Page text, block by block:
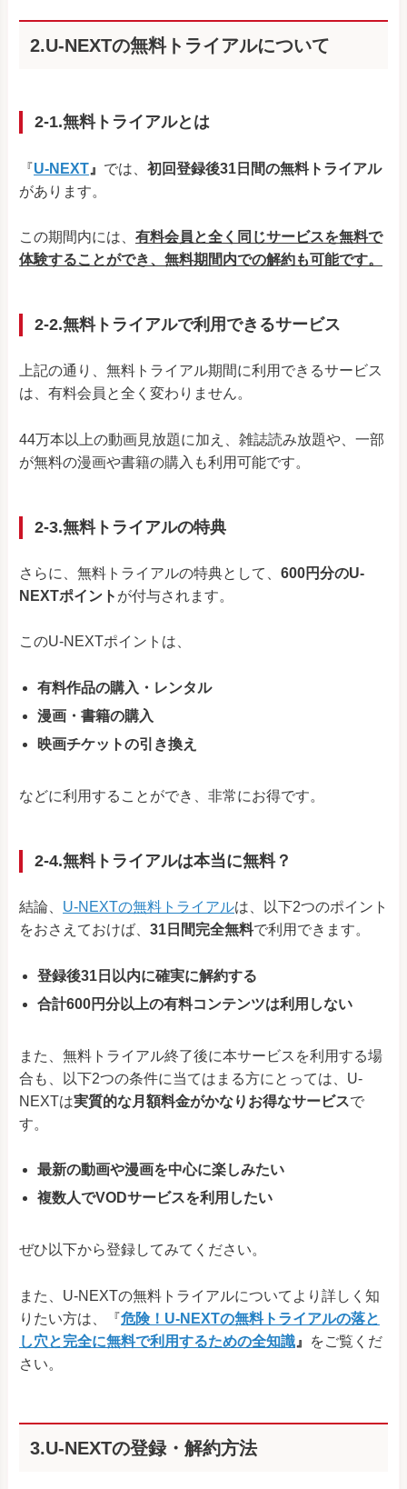
2.U-NEXTの無料トライアルについて
2-1.無料トライアルとは
『U-NEXT 』 では、 初回登録後31日間の無料トライアル
があります。
この期間内には、 有料会員と全く同じサービスを無料で
体験することができ、無料期間内での解約も可能です。
2-2.無料トライアルで利用できるサービス
上記の通り、無料トライアル期間に利用できるサービス
は、有料会員と全く変わりません。
44万本以上の動画見放題に加え、雑誌読み放題や、一部
が無料の漫画や書籍の購入も利用可能です。
2-3.無料トライアルの特典
さらに、無料トライアルの特典として、 600円分のU-
NEXTポイント が付与されます。
このU-NEXTポイントは、
有料作品の購入・レンタル
漫画・書籍の購入
映画チケットの引き換え
などに利用することができ、非常にお得です。
2-4.無料トライアルは本当に無料？
結論、 U-NEXTの無料トライアルは、以下2つのポイント
をおさえておけば、 31日間完全無料で利用できます。
登録後31日以内に確実に解約する
合計600円分以上の有料コンテンツは利用しない
また、無料トライアル終了後に本サービスを利用する場
合も、以下2つの条件に当てはまる方にとっては、U-
NEXTは実質的な月額料金がかなりお得なサービスで
す。
最新の動画や漫画を中心に楽しみたい
複数人でVODサービスを利用したい
ぜひ以下から登録してみてください。
また、U-NEXTの無料トライアルについてより詳しく知
りたい方は、『危険！U-NEXTの無料トライアルの落と
し穴と完全に無料で利用するための全知識 』
をご覧くだ
さい。
3.U-NEXTの登録・解約方法